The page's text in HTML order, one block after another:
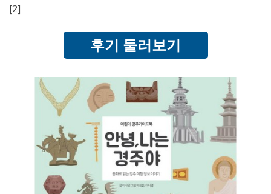
[2]
후기 둘러보기